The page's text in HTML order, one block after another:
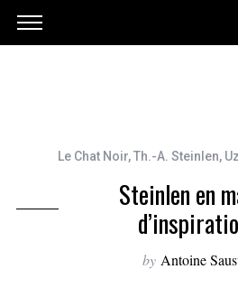
Le Chat Noir,Th.-A. Steinlen,
Steinlen en
by Antoine